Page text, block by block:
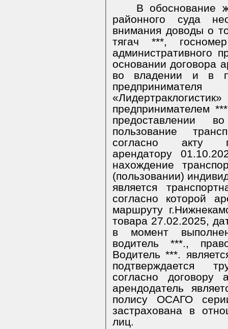
В обоснование
районного суда
внимания доводы о
тягач ***,
административного
основании договора
во владении и в
предпринимателем
предоставлении
пользование
согласно акту
арендатору
нахождение
(пользовании)
является
согласно которой
маршруту
товара 27.02.2025,
в момент
водитель ***.,
Водитель ***.
подтверждается
согласно
арендодатель
полису ОСАГО
застрахована в
лиц.